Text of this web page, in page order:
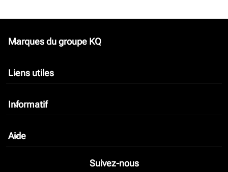
Marques du groupe KQ
keyboard_arrow_down
Liens utiles
keyboard_arrow_down
Informatif
keyboard_arrow_down
Aide
keyboard_arrow_down
Suivez-nous